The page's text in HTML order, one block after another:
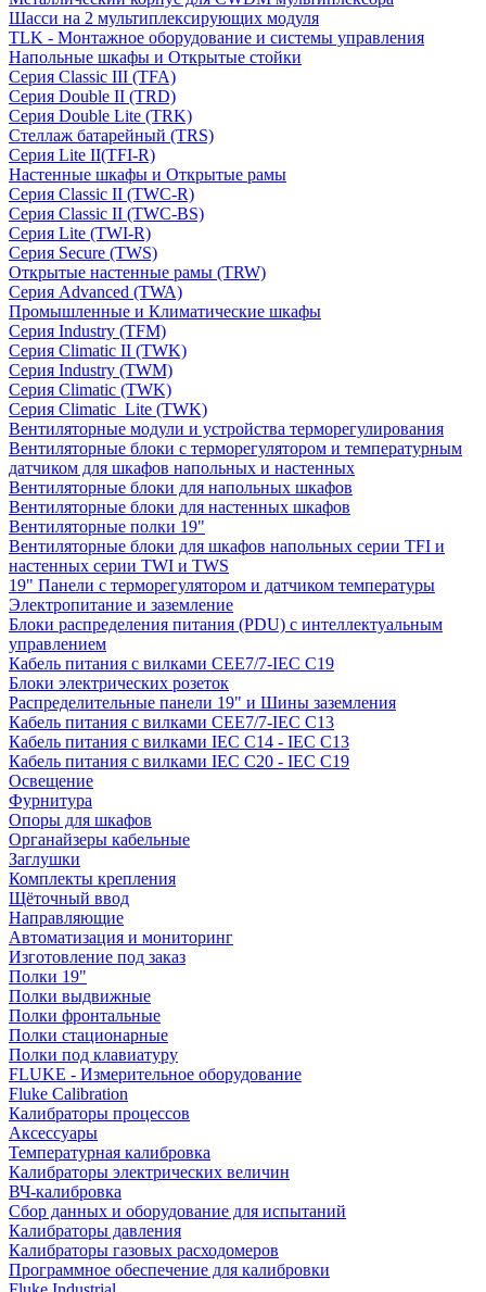
Шасси на 2 мультиплексирующих модуля
TLK - Монтажное оборудование и системы управления
Напольные шкафы и Открытые стойки
Серия Classic III (TFA)
Серия Double II (TRD)
Серия Double Lite (TRK)
Стеллаж батарейный (TRS)
Серия Lite II(TFI-R)
Настенные шкафы и Открытые рамы
Серия Classic II (TWC-R)
Серия Classic II (TWC-BS)
Серия Lite (TWI-R)
Серия Secure (TWS)
Открытые настенные рамы (TRW)
Серия Advanced (TWA)
Промышленные и Климатические шкафы
Серия Industry (TFM)
Серия Climatic II (TWK)
Серия Industry (TWM)
Серия Climatic (TWK)
Серия Climatic_Lite (TWK)
Вентиляторные модули и устройства терморегулирования
Вентиляторные блоки с терморегулятором и температурным
датчиком для шкафов напольных и настенных
Вентиляторные блоки для напольных шкафов
Вентиляторные блоки для настенных шкафов
Вентиляторные полки 19"
Вентиляторные блоки для шкафов напольных серии TFI и
настенных серии TWI и TWS
19" Панели с терморегулятором и датчиком температуры
Электропитание и заземление
Блоки распределения питания (PDU) с интеллектуальным
управлением
Кабель питания с вилками CEE7/7-IEC C19
Блоки электрических розеток
Распределительные панели 19" и Шины заземления
Кабель питания с вилками CEE7/7-IEC C13
Кабель питания с вилками IEC C14 - IEC C13
Кабель питания с вилками IEC C20 - IEC C19
Освещение
Фурнитура
Опоры для шкафов
Органайзеры кабельные
Заглушки
Комплекты крепления
Щёточный ввод
Направляющие
Автоматизация и мониторинг
Изготовление под заказ
Полки 19"
Полки выдвижные
Полки фронтальные
Полки стационарные
Полки под клавиатуру
FLUKE - Измерительное оборудование
Fluke Calibration
Калибраторы процессов
Аксессуары
Температурная калибровка
Калибраторы электрических величин
ВЧ-калибровка
Сбор данных и оборудование для испытаний
Калибраторы давления
Калибраторы газовых расходомеров
Программное обеспечение для калибровки